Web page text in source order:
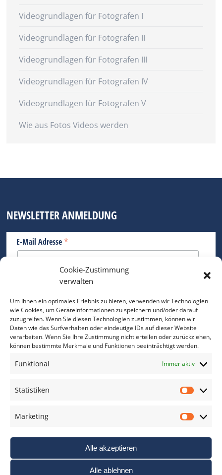
Cookie-Zustimmung
verwalten
Um Ihnen ein optimales Erlebnis zu bieten, verwenden wir Technologien
wie Cookies, um Geräteinformationen zu speichern und/oder darauf
zuzugreifen. Wenn Sie diesen Technologien zustimmen, können wir
Daten wie das Surfverhalten oder eindeutige IDs auf dieser Website
verarbeiten. Wenn Sie Ihre Zustimmung nicht erteilen oder zurückziehen,
können bestimmte Merkmale und Funktionen beeinträchtigt werden.
Funktional Immer aktiv
Statistiken
Marketing
Alle akzeptieren
Alle ablehnen
Videogrundlagen für Fotografen I
Videogrundlagen für Fotografen II
Videogrundlagen für Fotografen III
Videogrundlagen für Fotografen IV
Videogrundlagen für Fotografen V
Wie aus Fotos Videos werden
NEWSLETTER ANMELDUNG
E-Mail Adresse *
Bitte geben Sie Ihre E-Mail Adresse ein.
*